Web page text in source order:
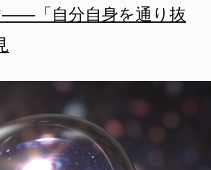
――「自分自身を通り抜